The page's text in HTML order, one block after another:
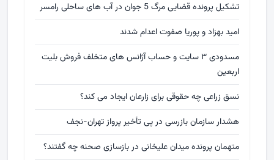
تشکیل پرونده قضایی مرگ 5 جوان در آب های ساحلی رامسر
امید بهزاد و پوریا صفوت اعدام شدند
مسدودی ۳ سایت و حساب آژانس های متخلف فروش بلیت
اربعین
نسق زراعی چه حقوقی برای زارعان ایجاد می کند؟
هشدار سازمان بازرسی در پی تأخیر پرواز تهران-نجف
متهمان پرونده میدان علیخانی در بازسازی صحنه چه گفتند؟